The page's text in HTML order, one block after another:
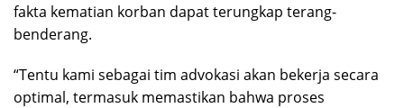
fakta kematian korban dapat terungkap terang-
benderang.
“Tentu kami sebagai tim advokasi akan bekerja secara
optimal, termasuk memastikan bahwa proses